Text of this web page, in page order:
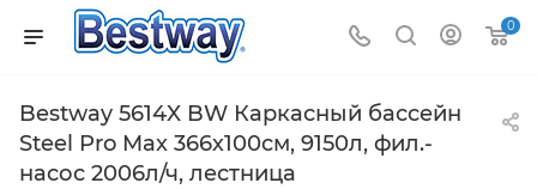
0
Bestway 5614X BW Каркасный бассейн
Steel Pro Max 366х100см, 9150л, фил.-
насос 2006л/ч, лестница